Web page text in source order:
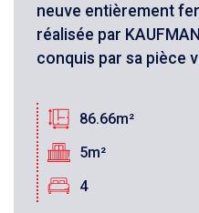
neuve entièrement
réalisée par
conquis par sa pièce
86.66m²
5m²
4